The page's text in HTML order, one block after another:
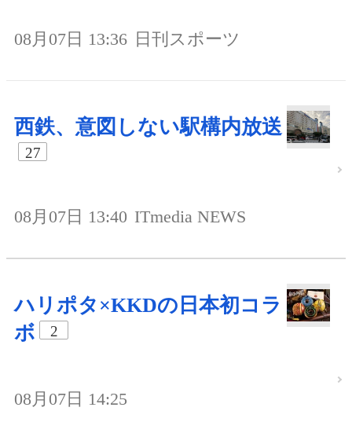
08月07日 13:36 日刊スポーツ
西鉄、意図しない駅構内放送
27
08月07日 13:40 ITmedia NEWS
ハリポタ×KKDの日本初コラ
ボ
2
08月07日 14:25